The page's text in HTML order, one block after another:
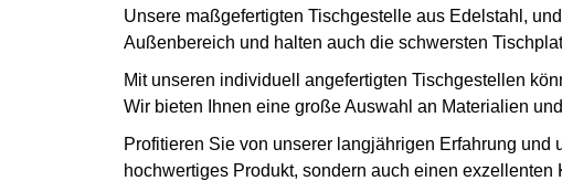
Unsere maßgefertigten Tischgestelle aus Edelstahl,
Außenbereich und halten auch die schwersten
Mit unseren individuell angefertigten Tischgestellen
Wir bieten Ihnen eine große Auswahl an Materialien
Profitieren Sie von unserer langjährigen Erfahrung
hochwertiges Produkt, sondern auch einen